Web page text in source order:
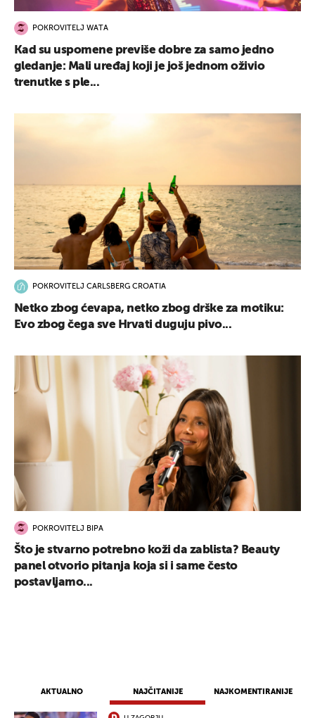
AKTUALNO NAJČITANIJE NAJKOMENTIRANIJE
POKROVITELJ WATA
Kad su uspomene previše dobre za samo jedno
gledanje: Mali uređaj koji je još jednom oživio
trenutke s ple...
POKROVITELJ CARLSBERG CROATIA
Netko zbog ćevapa, netko zbog drške za motiku:
Evo zbog čega sve Hrvati duguju pivo...
POKROVITELJ BIPA
Što je stvarno potrebno koži da zablista? Beauty
panel otvorio pitanja koja si i same često
postavljamo...